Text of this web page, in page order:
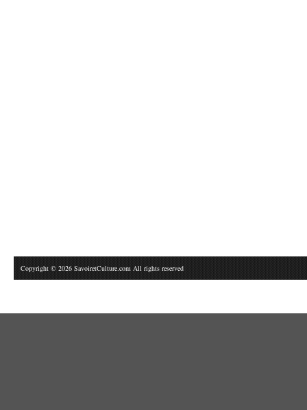
Copyright © 2026 SavoiretCulture.com All rights reserved